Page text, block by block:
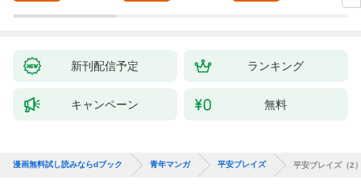
新刊配信予定 ランキング
キャンペーン 無料
漫画無料試し読みならdブック 青年マンガ 平安ブレイズ 平安ブレイズ（2